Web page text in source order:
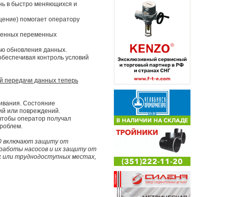
в быстро меняющихся и
помогает оператору
переменных
обновления данных.
контроль условий
передачи данных теперь
Состояние
или повреждений.
оператор получал
включают защиту от
насосов и их защиту от
или труднодоступных местах,